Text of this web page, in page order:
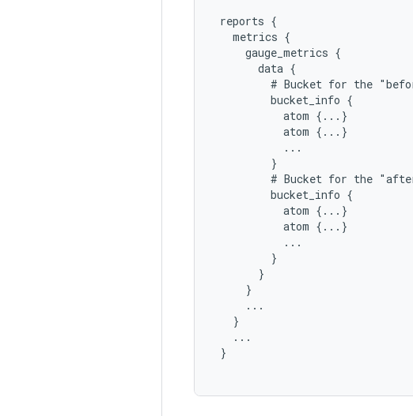
reports {
   metrics {
     gauge_metrics {
       data {
# Bucket for the
         bucket_info {
           atom {...}
           atom {...}
           ...
         }
# Bucket for the
         bucket_info {
           atom {...}
           atom {...}
           ...
         }
       }
     }
     ...
   }
   ...
}